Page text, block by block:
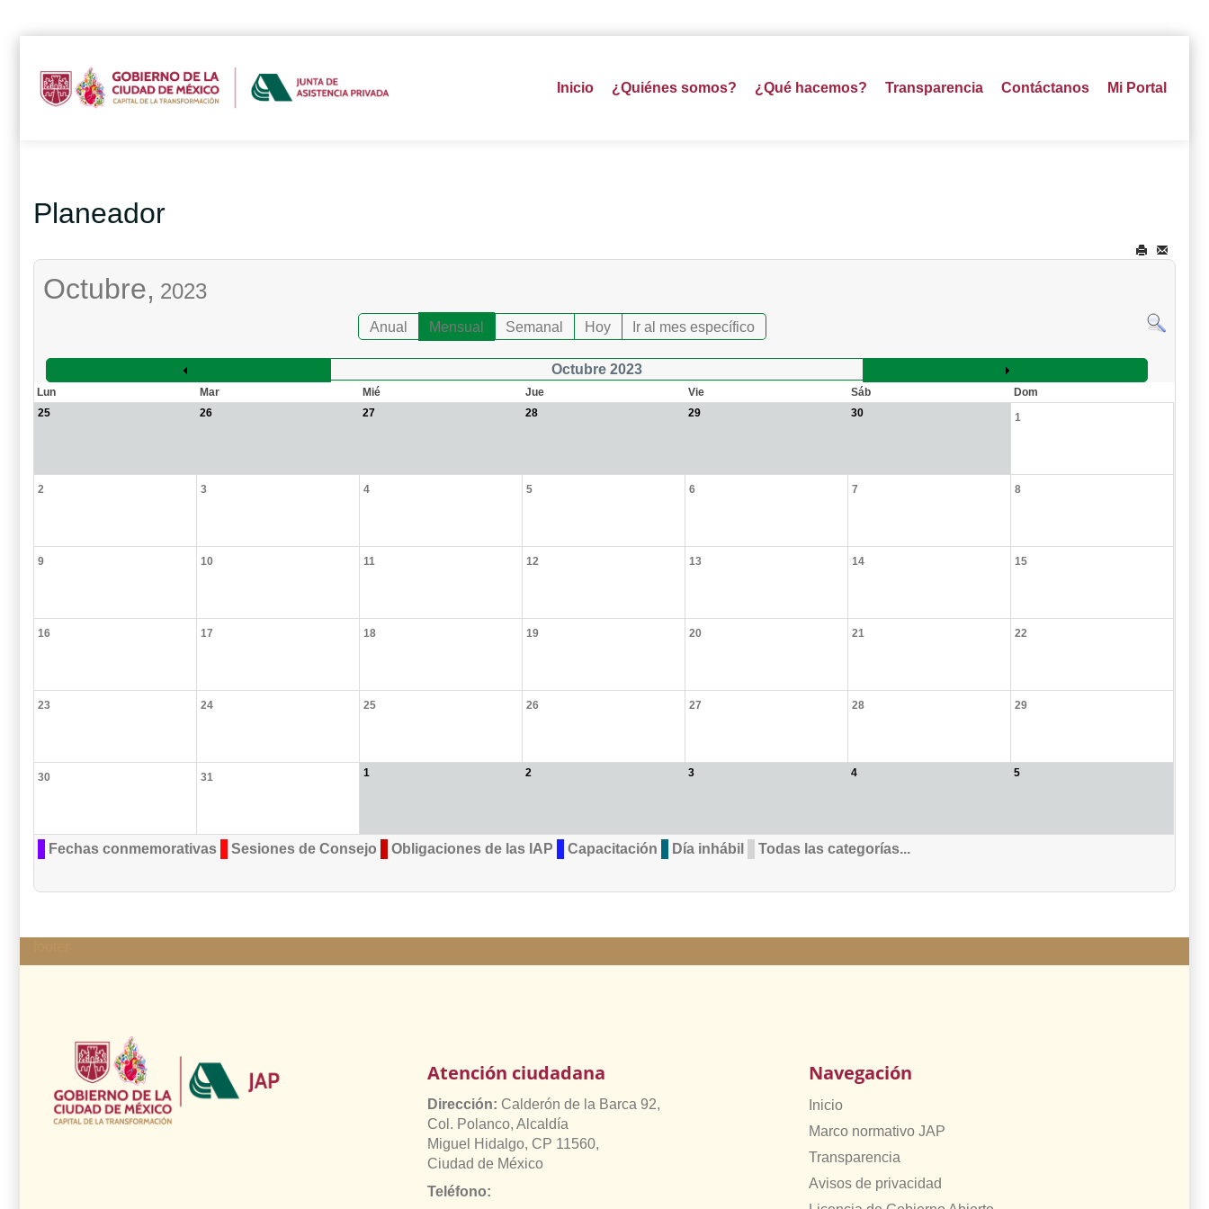
Inicio ¿Quiénes somos? ¿Qué hacemos? Transparencia Contáctanos Mi Portal
Planeador
Octubre, 2023
Anual Mensual Semanal Hoy Ir al mes específico
Octubre 2023
Lun Mar Mié Jue Vie Sáb
Dom
25
26 27 28 29 30 1
2 3 4 5 6 7 8
9 10 11 12 13 14 15
16 17 18 19 20 21 22
23 24 25 26 27 28 29
30 31 1 2 3 4 5
Fechas conmemorativas Sesiones de Consejo Obligaciones de las IAP Capacitación Día inhábil Todas las categorías...
Atención ciudadana
Dirección: Calderón de la Barca 92,
Col. Polanco, Alcaldía
Miguel Hidalgo, CP 11560,
Ciudad de México
Teléfono:
Navegación
Inicio
Marco normativo JAP
Transparencia
Avisos de privacidad